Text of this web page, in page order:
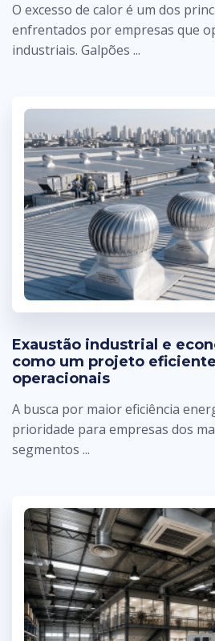
O excesso de calor é um dos
enfrentados por empresas que
industriais. Galpões ...
Exaustão industrial e
como um projeto
operacionais
A busca por maior eficiência
prioridade para empresas dos
segmentos ...